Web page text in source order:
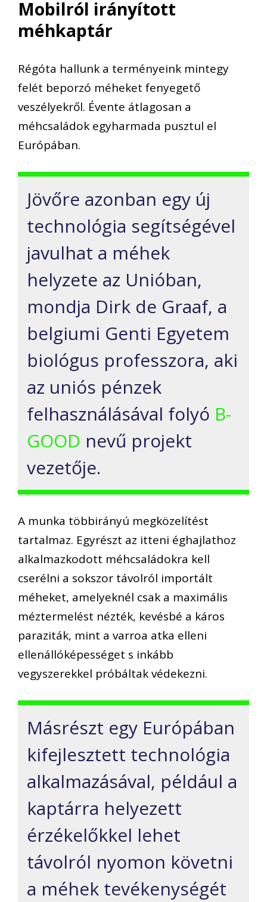
Mobilról irányított
méhkaptár
Régóta hallunk a terményeink mintegy
felét beporzó méheket fenyegető
veszélyekről. Évente átlagosan a
méhcsaládok egyharmada pusztul el
Európában.
Jövőre azonban egy új
technológia segítségével
javulhat a méhek
helyzete az Unióban,
mondja Dirk de Graaf, a
belgiumi Genti Egyetem
biológus professzora, aki
az uniós pénzek
felhasználásával folyó B-
GOOD nevű projekt
vezetője.
A munka többirányú megközelítést
tartalmaz. Egyrészt az itteni éghajlathoz
alkalmazkodott méhcsaládokra kell
cserélni a sokszor távolról importált
méheket, amelyeknél csak a maximális
méztermelést nézték, kevésbé a káros
paraziták, mint a varroa atka elleni
ellenállóképességet s inkább
vegyszerekkel próbáltak védekezni.
Másrészt egy Európában
kifejlesztett technológia
alkalmazásával, például a
kaptárra helyezett
érzékelőkkel lehet
távolról nyomon követni
a méhek tevékenységét